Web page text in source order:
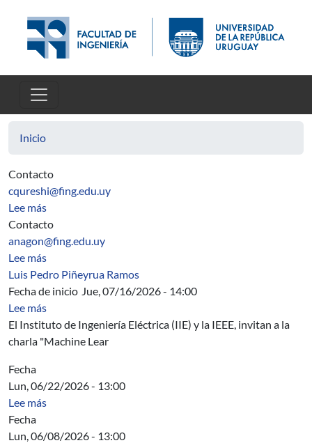
Inicio
Contacto
cqureshi@fing.edu.uy
Lee mássobre Horarios
Contacto
anagon@fing.edu.uy
Lee mássobre Comisión Distribución de Tareas
Luis Pedro Piñeyrua Ramos
Fecha de inicio Jue, 07/16/2026 - 14:00
Lee mássobre Charla sobre aprendizaje automático distribuido
El Instituto de Ingeniería Eléctrica (IIE) y la IEEE, invitan a la
charla "Machine Lear
Fecha
Lun, 06/22/2026 - 13:00
Lee mássobre Acta Directiva
Fecha
Lun, 06/08/2026 - 13:00